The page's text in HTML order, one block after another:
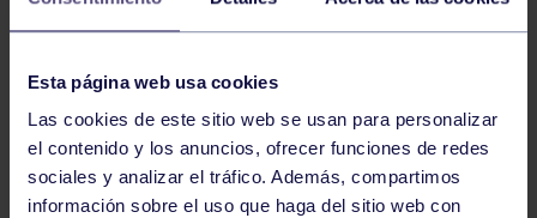
Esta página web usa cookies
Las cookies de este sitio web se usan para personalizar
el contenido y los anuncios, ofrecer funciones de redes
sociales y analizar el tráfico. Además, compartimos
información sobre el uso que haga del sitio web con
BARCELONA
TORNEO DE LA INMACULADA RC POLO
ALEVÍN FEM.: RS TENIS – RGCC
845 849